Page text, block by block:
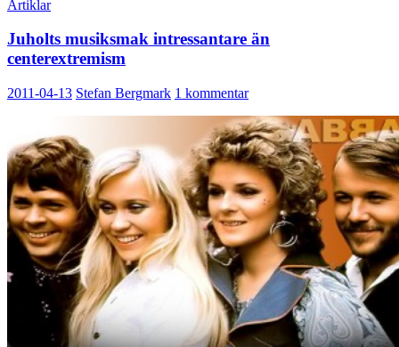
Artiklar
Juholts musiksmak intressantare än
centerextremism
2011-04-13 Stefan Bergmark 1 kommentar